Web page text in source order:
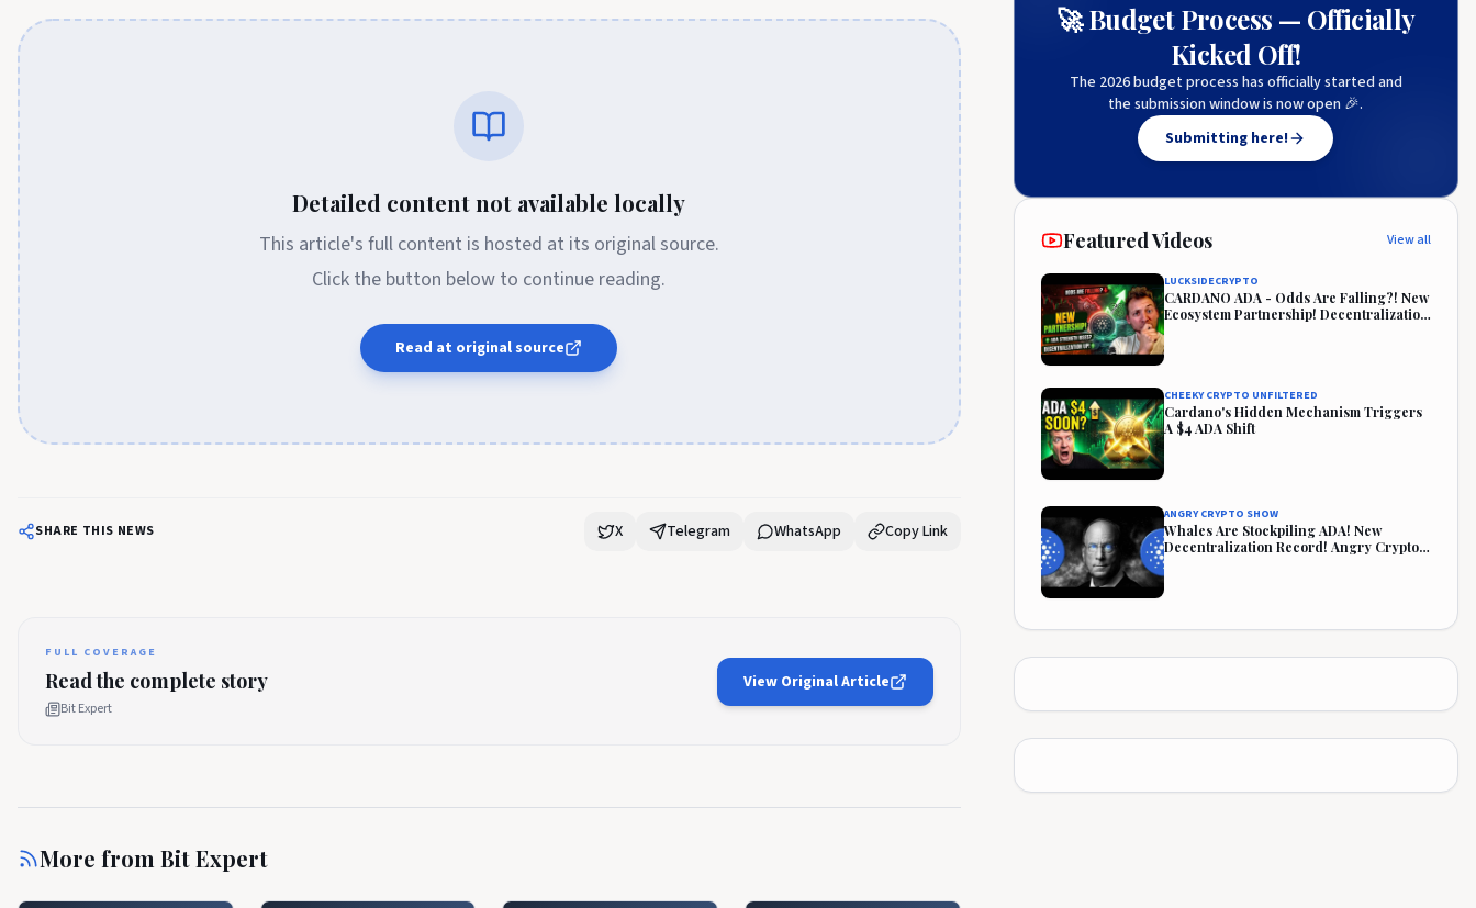
Detailed content not available locally
This article's full content is hosted at its original source.
Click the button below to continue reading.
Read at original source
SHARE THIS NEWS X Telegram WhatsApp Copy Link
FULL COVERAGE
Read the complete story
Bit Expert
View Original Article
More from Bit Expert
🚀 Budget Process — Officially
Kicked Off!
The 2026 budget process has officially started and
the submission window is now open 🎉.
Submitting here!
Featured Videos View all
LUCKSIDECRYPTO
CARDANO ADA - Odds Are Falling?! New
Ecosystem Partnership! Decentralization
Rises!
CHEEKY CRYPTO UNFILTERED
Cardano's Hidden Mechanism Triggers
A $4 ADA Shift
ANGRY CRYPTO SHOW
Whales Are Stockpiling ADA! New
Decentralization Record! Angry Crypto
Reacts